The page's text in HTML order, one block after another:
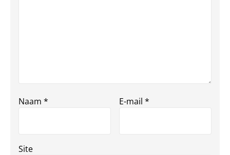
Naam * E-mail *
Site